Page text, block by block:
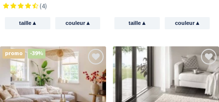
(4)
taille▴ couleur▴ taille▴ couleur▴
promo -39%